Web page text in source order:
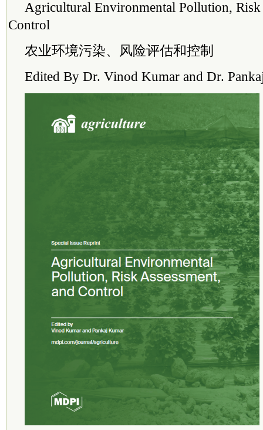
Agricultural Environmental Pollution, Risk
Control
农业环境污染、风险评估和控制
Edited By Dr. Vinod Kumar and Dr.